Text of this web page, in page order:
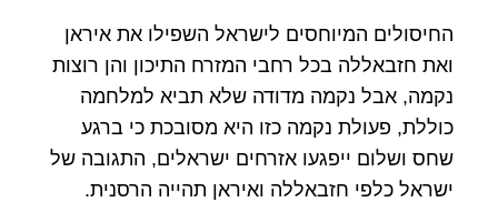
החיסולים המיוחסים לישראל השפילו את איראן
ואת חזבאללה בכל רחבי המזרח התיכון והן רוצות
נקמה, אבל נקמה מדודה שלא תביא למלחמה
כוללת, פעולת נקמה כזו היא מסובכת כי ברגע
שחס ושלום ייפגעו אזרחים ישראלים, התגובה של
ישראל כלפי חזבאללה ואיראן תהייה הרסנית.